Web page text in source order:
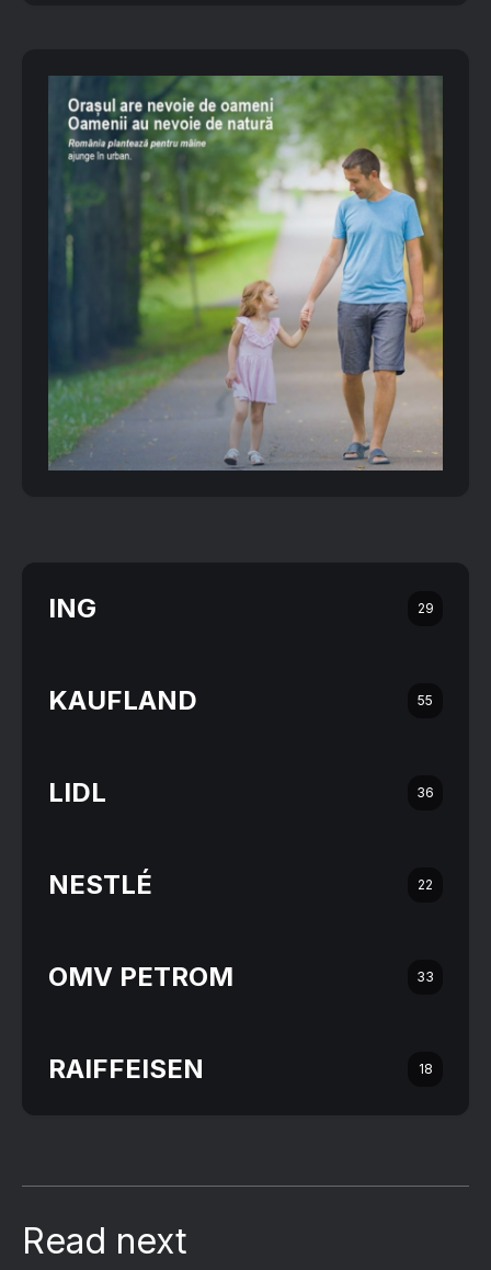
ING 29
KAUFLAND 55
LIDL 36
NESTLÉ 22
OMV PETROM 33
RAIFFEISEN 18
Read next